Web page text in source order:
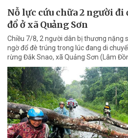
Nỗ lực cứu chữa 2 người
đổ ở xã Quảng Sơn
Chiều 7/8, 2 người dân bị thương nặng
ngờ đổ đè trúng trong lúc đang di
rừng Đắk Snao, xã Quảng Sơn (Lâm